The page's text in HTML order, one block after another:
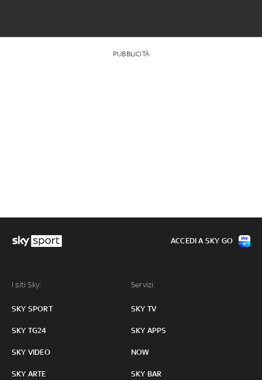
PUBBLICITÀ
I siti Sky:
SKY SPORT
SKY TG24
SKY VIDEO
SKY ARTE
Servizi:
SKY TV
SKY APPS
NOW
SKY BAR
ACCEDI A SKY GO